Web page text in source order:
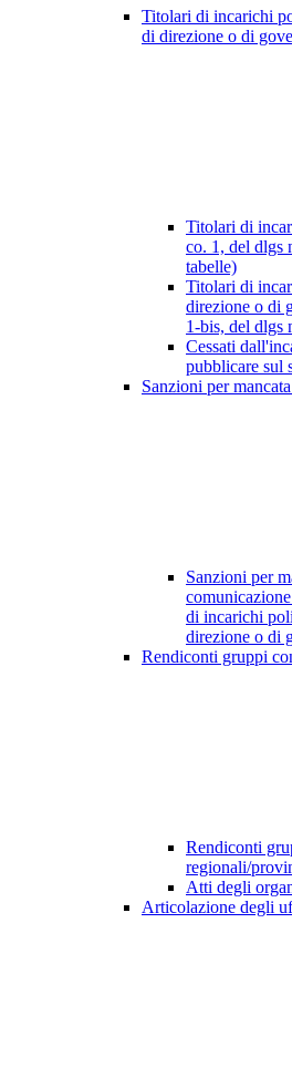
Titolari di incarichi
di direzione o di
Titolari di
co. 1, del dlgs
tabelle)
Titolari di
direzione o di
1-bis, del dlgs
Cessati
pubblicare sul
Sanzioni per
Sanzioni per
di incarichi
direzione o di
Rendiconti gruppi
Rendiconti
regionali/
Atti degli
Articolazione degli